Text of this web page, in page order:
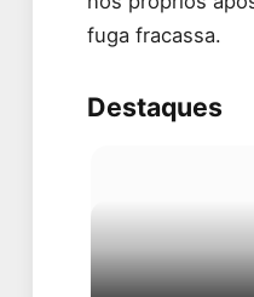
fuga fracassa.
Destaques